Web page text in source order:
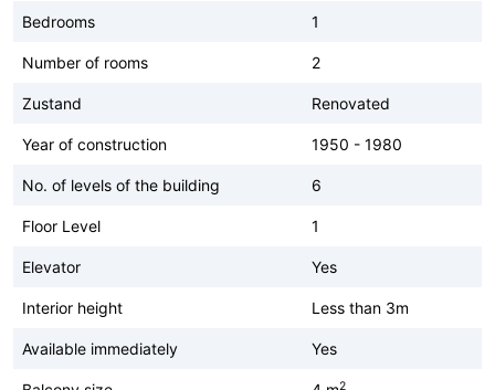
Bedrooms 1
Number of rooms 2
Zustand Renovated
Year of construction 1950 - 1980
No. of levels of the building 6
Floor Level 1
Elevator Yes
Interior height Less than 3m
Available immediately Yes
2